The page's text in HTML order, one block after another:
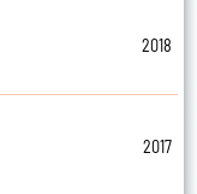
2018
2017